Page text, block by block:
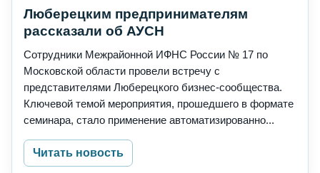
Люберецким предпринимателям
рассказали об АУСН
Сотрудники Межрайонной ИФНС России № 17 по
Московской области провели встречу с
представителями Люберецкого бизнес-сообщества.
Ключевой темой мероприятия, прошедшего в формате
семинара, стало применение автоматизированно...
Читать новость